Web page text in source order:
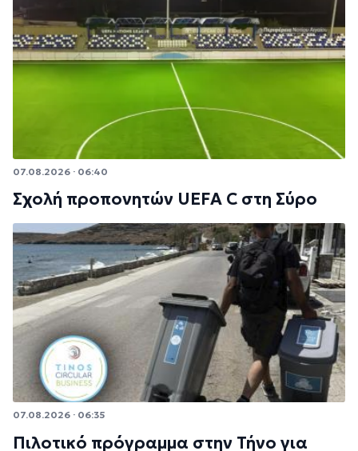
07.08.2026 · 06:40
Σχολή προπονητών UEFA C στη Σύρο
07.08.2026 · 06:35
Πιλοτικό πρόγραμμα στην Τήνο για